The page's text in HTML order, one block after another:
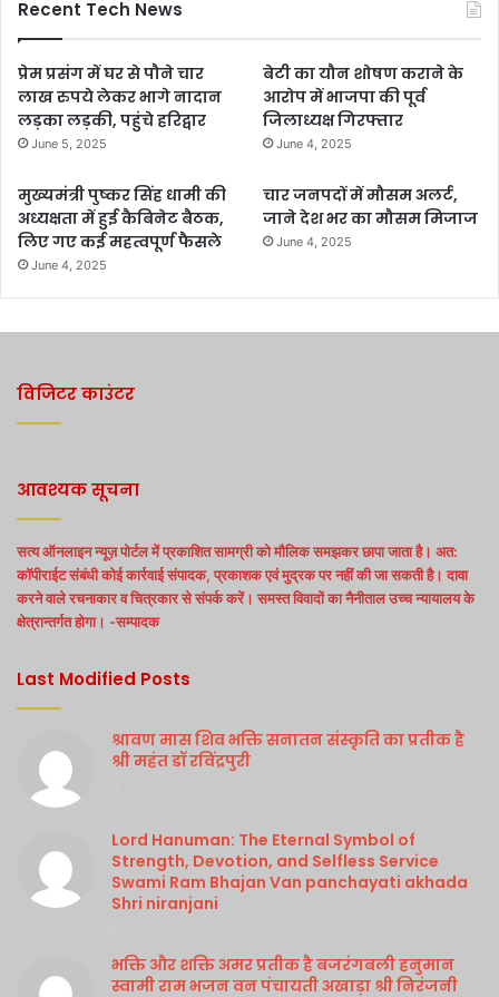
Recent Tech News
प्रेम प्रसंग में घर से पौने चार
लाख रुपये लेकर भागे नादान
लड़का लड़की, पहुंचे हरिद्वार
June 5, 2025
बेटी का यौन शोषण कराने के
आरोप में भाजपा की पूर्व
जिलाध्यक्ष गिरफ्तार
June 4, 2025
मुख्यमंत्री पुष्कर सिंह धामी की
अध्यक्षता में हुई कैबिनेट बैठक,
लिए गए कई महत्वपूर्ण फैसले
June 4, 2025
चार जनपदों में मौसम अलर्ट,
जाने देश भर का मौसम मिजाज
June 4, 2025
विजिटर काउंटर
आवश्यक सूचना
सत्य ऑनलाइन न्यूज़ पोर्टल में प्रकाशित सामग्री को मौलिक समझकर छापा जाता है। अत:
कॉपीराईट संबंधी कोई कार्रवाई संपादक, प्रकाशक एवं मुद्रक पर नहीं की जा सकती है। दावा
करने वाले रचनाकार व चित्रकार से संपर्क करें। समस्त विवादों का नैनीताल उच्च न्यायालय के
क्षेत्रान्तर्गत होगा। -सम्पादक
Last Modified Posts
श्रावण मास शिव भक्ति सनातन संस्कृति का प्रतीक है
श्री महंत डॉ रविंद्रपुरी
Lord Hanuman: The Eternal Symbol of
Strength, Devotion, and Selfless Service
Swami Ram Bhajan Van panchayati akhada
Shri niranjani
भक्ति और शक्ति अमर प्रतीक है बजरंगबली हनुमान
स्वामी राम भजन वन पंचायती अखाड़ा श्री निरंजनी